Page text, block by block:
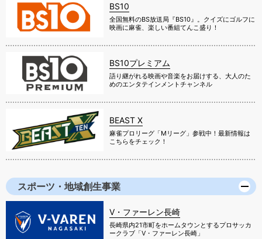
BS10
全国無料のBS放送局『BS10』。クイズにゴルフに
映画に麻雀、楽しい番組てんこ盛り！
BS10プレミアム
語り継がれる映画や音楽をお届けする、大人のた
めのエンタテインメントチャンネル
BEAST X
麻雀プロリーグ「Mリーグ」参戦中！最新情報は
こちらをチェック！
スポーツ・地域創生事業
V・ファーレン長崎
長崎県内21市町をホームタウンとするプロサッカ
ークラブ「V・ファーレン長崎」